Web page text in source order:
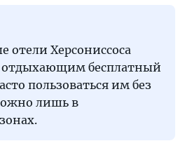
отели Херсониссоса
отдыхающим бесплатный
пользоваться им без
лишь в